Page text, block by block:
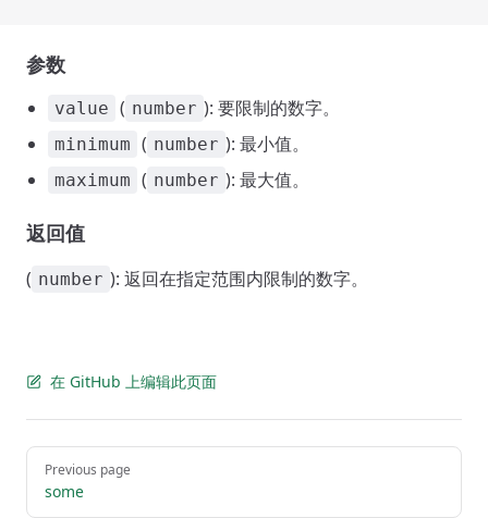
参数
value ( number ): 要限制的数字。
minimum ( number ): 最小值。
maximum ( number ): 最大值。
返回值
( number ): 返回在指定范围内限制的数字。
在 GitHub 上编辑此页面
Pager
Previous page
some